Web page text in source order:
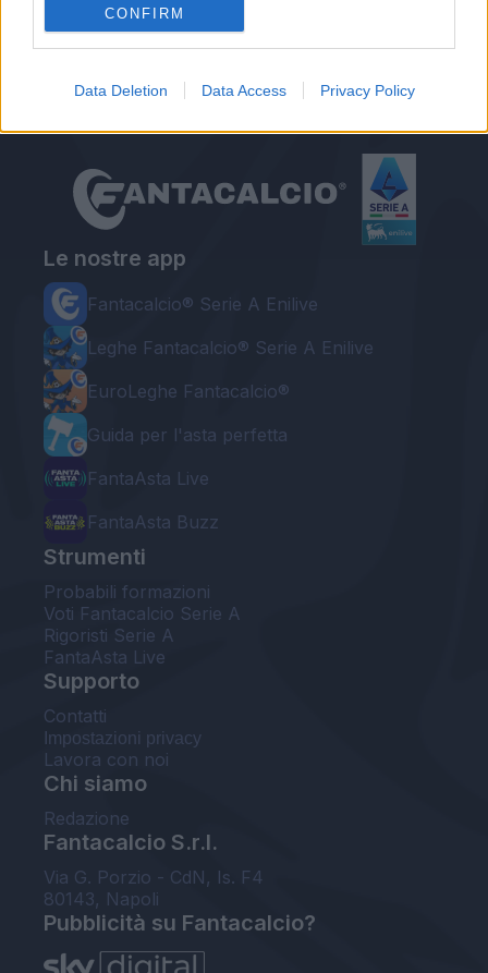
CONFIRM
Data Deletion Data Access Privacy Policy
Redazione Fantacalcio.it
Le nostre app
Fantacalcio® Serie A Enilive
Leghe Fantacalcio® Serie A Enilive
EuroLeghe Fantacalcio®
Guida per l'asta perfetta
FantaAsta Live
FantaAsta Buzz
Strumenti
Probabili formazioni
Voti Fantacalcio Serie A
Rigoristi Serie A
FantaAsta Live
Supporto
Contatti
Impostazioni privacy
Lavora con noi
Chi siamo
Redazione
Fantacalcio S.r.l.
Via G. Porzio - CdN, Is. F4
80143, Napoli
Pubblicità su Fantacalcio?